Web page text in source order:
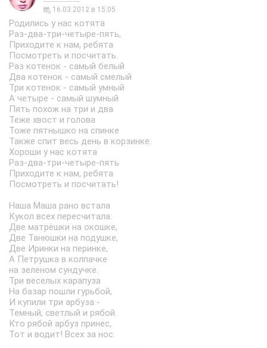
16.03.2012 в 15:05
Родились у нас котята
Раз-два-три-четыре-пять,
Приходите к нам, ребята
Посмотреть и посчитать.
Раз котенок - самый белый
Два котенок - самый смелый
Три котенок - самый умный
А четыре - самый шумный
Пять похож на три и два
Теже хвост и голова
Тоже пятнышко на спинке
Также спит весь день в корзинке.
Хороши у нас котята
Раз-два-три-четыре-пять
Приходите к нам, ребята
Посмотреть и посчитать!
Наша Маша рано встала
Кукол всех пересчитала:
Две матрёшки на окошке,
Две Танюшки на подушке,
Две Иринки на перинке,
А Петрушка в колпачке
на зеленом сундучке.
Три веселых карапуза
На базар пошли гурьбой,
И купили три арбуза -
Темный, светлый и рябой.
Кто рябой арбуз принес,
Тот и водит! Всех за нос.